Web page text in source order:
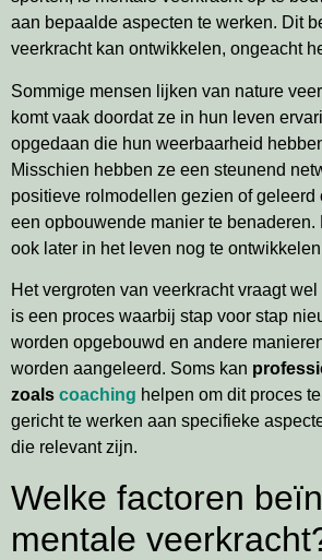
aan bepaalde aspecten te werken. Dit
veerkracht kan ontwikkelen, ongeacht
Sommige mensen lijken van nature
komt vaak doordat ze in hun leven
opgedaan die hun weerbaarheid
Misschien hebben ze een steunend
positieve rolmodellen gezien of geleerd
een opbouwende manier te benaderen.
ook later in het leven nog te
Het vergroten van veerkracht vraagt
is een proces waarbij stap voor stap
worden opgebouwd en andere
worden aangeleerd. Soms kan
zoals coaching helpen om dit proces
gericht te werken aan specifieke
die relevant zijn.
Welke factoren
mentale